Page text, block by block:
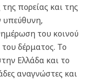
πορείας και της
υπεύθυνη,
του κοινού
δέρματος. Το
Ελλάδα και το
αναγνώστες και